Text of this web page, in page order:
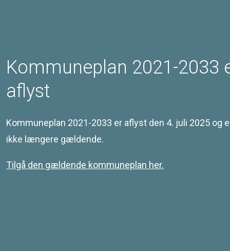
Særligt for områder med nye
boligtyper og boformer
Kommuneplan 2021-2033
aflyst
Kommuneplan 2021-2033 er aflyst den 4. juli 2025 og
ikke længere gældende.
Tilgå den gældende kommuneplan her.